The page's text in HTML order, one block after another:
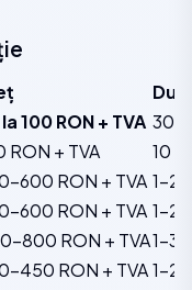
100 RON + TVA 30-
RON + TVA
10
600 RON + TVA 1-2
600 RON + TVA 1-2
800 RON + TVA1-3
450 RON + TVA1-2